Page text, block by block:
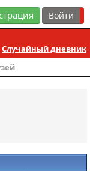
Случайный дневник